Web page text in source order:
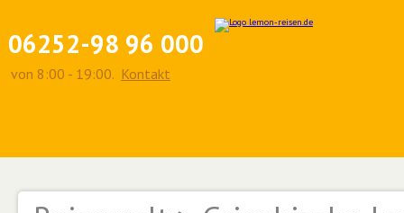
06252-98 96 000
von 8:00 - 19:00. Kontakt